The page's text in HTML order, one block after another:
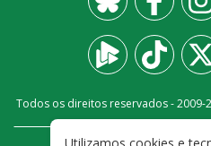
Todos os direitos reservados - 2009-